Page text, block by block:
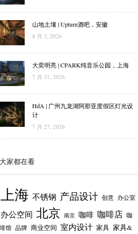
山地土壤 | Upturn酒吧，安徽
8 月 3, 2026
大奕明亮 | CPARK纯音乐公园，上海
7 月 31, 2026
HdA | 广州九龙湖阿那亚度假区灯光设
计
7 月 27, 2026
家都在看
上海 不锈钢 产品设计 创意 办公室
办公空间 北京 南京 咖啡 咖啡店 咖
馆 品牌 商业空间 室内设计 家具 家具&